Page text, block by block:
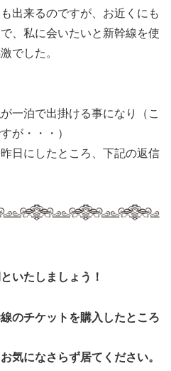
出来るのですが、お近くにも
、私に会いたいと新幹線を使
でした。
一泊で出掛ける事になり（こ
が・・・）
日にしたところ、下記の返信
いたしましょう！
のチケットを購入したところ
気になさらず居てください。